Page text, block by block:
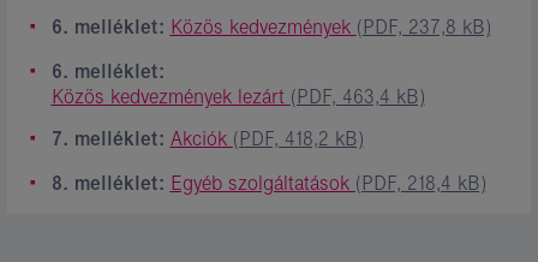
6. melléklet: Közös kedvezmények (PDF, 237,8 kB)
6. melléklet:
Közös kedvezmények lezárt (PDF, 463,4 kB)
7. melléklet: Akciók (PDF, 418,2 kB)
8. melléklet: Egyéb szolgáltatások (PDF, 218,4 kB)